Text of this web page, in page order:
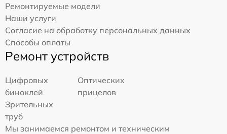
Ремонтируемые модели
Наши услуги
Согласие на обработку персональных данных
Способы оплаты
Ремонт устройств
Цифровых
биноклей
Оптических
прицелов
Зрительных
труб
Мы занимаемся ремонтом и техническим